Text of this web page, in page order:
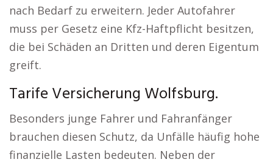
nach Bedarf zu erweitern. Jeder Autofahrer
muss per Gesetz eine Kfz-Haftpflicht besitzen,
die bei Schäden an Dritten und deren Eigentum
greift.
Tarife Versicherung Wolfsburg.
Besonders junge Fahrer und Fahranfänger
brauchen diesen Schutz, da Unfälle häufig hohe
finanzielle Lasten bedeuten. Neben der